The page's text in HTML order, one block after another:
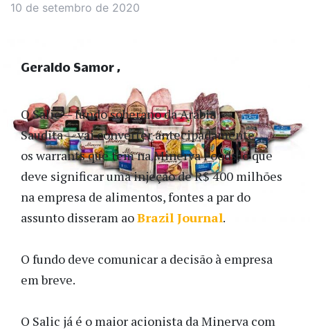
10 de setembro de 2020
O Salic — fundo soberano da Arábia
Saudita — vai converter antecipadamente
os warrants que tem na Minerva Foods, o que
deve significar uma injeção de R$ 400 milhões
na empresa de alimentos, fontes a par do
assunto disseram aoBrazil Journal.
O fundo deve comunicar a decisão à empresa
em breve.
O Salic já é o maior acionista da Minerva com
Geraldo Samor